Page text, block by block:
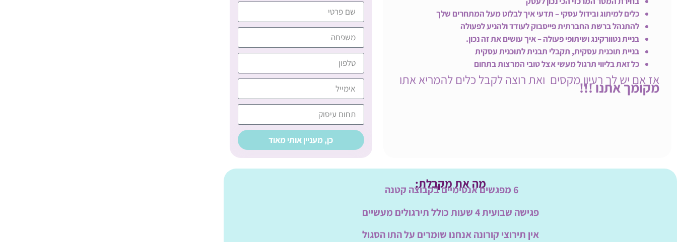
כלים למיתוג ובידול עסקי – תדעי איך לבלוט מעל המתחרים שלך
להתנהל ברשת החברתית פייסבוק לעודד ולהניע לפעולה
בניית נטוורקינג ושיתופי פעולה – איך עושים את זה נכון.
בניית תוכנית עסקית, תקבלי תבנית לתוכנית עסקית
כל זאת בליווי תרגול מעשי אצל טובי המרצות בתחום
אז אם יש לך רעיון מקסים ואת רוצה לקבל כלים להמריא אתו
מקומך אתנו !!!
כן, מעניין אותי מאוד
מה את מקבלת:
6 מפגשים אנטימיים בקבוצה קטנה
פגישה שבועית 4 שעות כולל תירגולים מעשיים
אין תירוצי קורונה אנחנו שומרים על התו הסגול